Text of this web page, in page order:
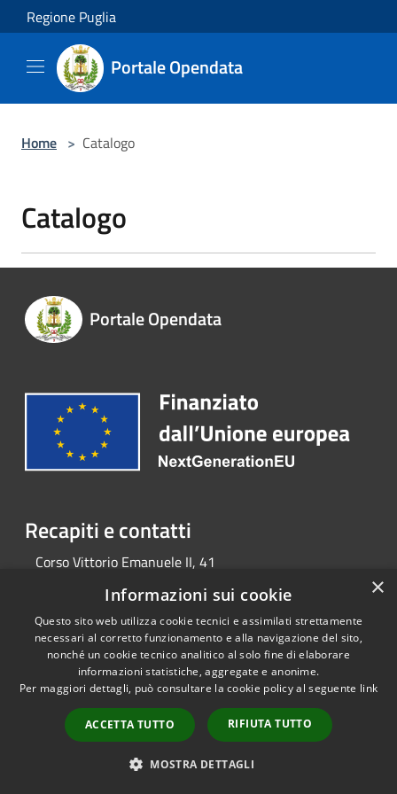
Salta al contenuto principale
Regione Puglia
Portale Opendata
Home > Catalogo
Catalogo
Portale Opendata
Recapiti e contatti
Corso Vittorio Emanuele II, 41
RSS
Accessibilità
Privacy
Mappa del sito
Copyright © 2026 • Portale
Opendata • Powered by
Municipium•Accesso
redazione
×
Informazioni sui cookie
Questo sito web utilizza cookie tecnici e assimilati strettamente
necessari al corretto funzionamento e alla navigazione del sito,
nonché un cookie tecnico analitico al solo fine di elaborare
informazioni statistiche, aggregate e anonime.
Per maggiori dettagli, può consultare la cookie policy al seguente link
ACCETTA TUTTO RIFIUTA TUTTO
MOSTRA DETTAGLI